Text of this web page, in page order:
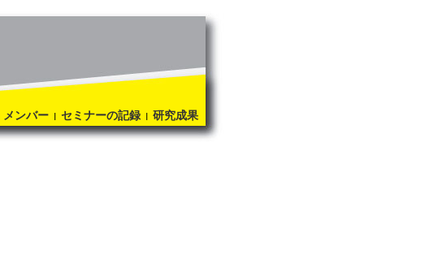
メンバー| セミナーの記録| 研究成果